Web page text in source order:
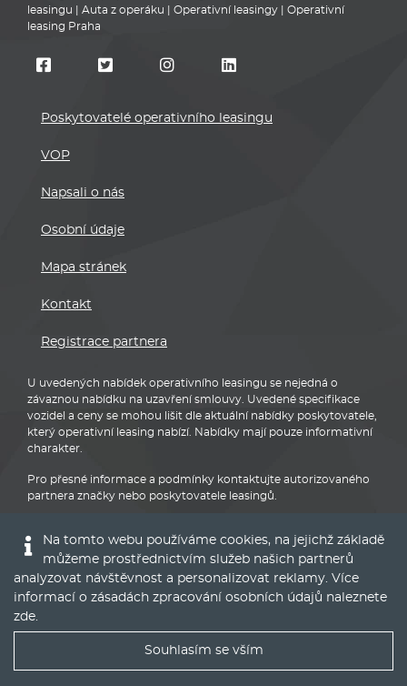
leasingu
Auta z operáku Operativní leasingy
Operativní
leasing Praha
Poskytovatelé operativního leasingu
VOP
Napsali o nás
Osobní údaje
Mapa stránek
Kontakt
Registrace partnera
U uvedených nabídek operativního leasingu se nejedná o
závaznou nabídku na uzavření smlouvy. Uvedené specifikace
vozidel a ceny se mohou lišit dle aktuální nabídky poskytovatele,
který operativní leasing nabízí. Nabídky mají pouze informativní
charakter.
Pro přesné informace a podmínky kontaktujte autorizovaného
partnera značky nebo poskytovatele leasingů.
Na tomto webu používáme cookies, na jejichž základě
můžeme prostřednictvím služeb našich partnerů
analyzovat návštěvnost a personalizovat reklamy. Více
informací o zásadách zpracování osobních údajů naleznete
zde.
Souhlasím se vším
Nejlepší nabídky operáku do Vašeho emailu